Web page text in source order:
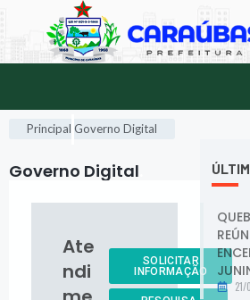
Principal Governo Digital
Governo Digital
Ate
ndi
SOLICITAR
INFORMAÇÃO